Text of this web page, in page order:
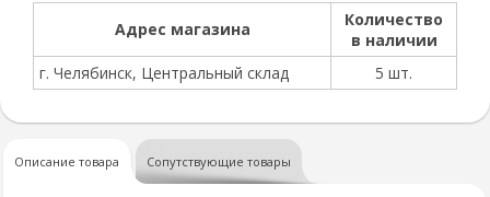
Адрес магазина
Количество
в наличии
г. Челябинск, Центральный склад
5 шт.
Описание товара Сопутствующие товары